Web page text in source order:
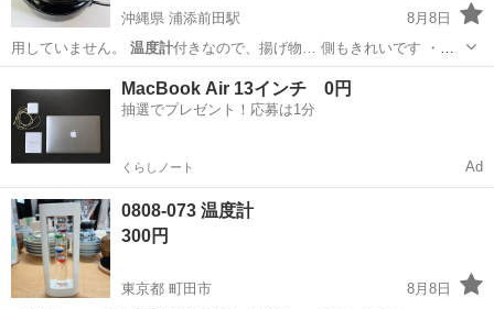
沖縄県 浦添前田駅
8月8日
用していません。 温度計付きなので、揚げ物… 側もきれいです ・ 温
度計
付き ・簡単に清掃… れしやすい ✅温度計付きで揚げ物初心者…
浦添市 浦添前田駅 調理器具
MacBook Air 13インチ 0円
抽選でプレゼント！応募は1分
くらしノート Ad
0808-073 温度計
300円
東京都 町田市
8月8日